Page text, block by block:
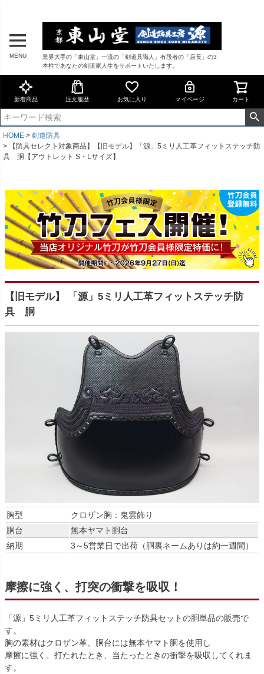
MENU
業界大手の「東山堂」一流の「剣道具職人」有段者の「店長」の3
本柱であなたの剣道家人生をサポートいたします。
新着商品 注文履歴 お気に入り マイページ カート
HOME
剣道防具
【防具セレクト対象商品】【旧モデル】「源」5ミリ人工革フィットステッチ防
具 胴【アウトレット S・Lサイズ】
【旧モデル】 「源」5ミリ人工革フィットステッチ防
具 胴
胸型
クロザン胸：鬼雲飾り
胴台
無本ヤマト胴台
納期
3～5営業日で出荷（胴裏ネームありは約一週間）
摩擦に強く、打突の衝撃を吸収！
「源」5ミリ人工革フィットステッチ防具セットの胴単品の販売で
す。
胸の素材はクロザン革、胴台には無本ヤマト胴を使用し
摩擦に強く、打たれたとき、当たったときの衝撃を吸収してくれま
す。